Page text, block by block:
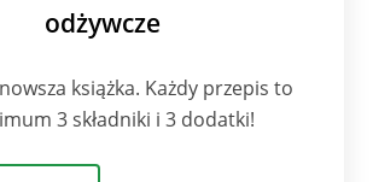
odżywcze
książka. Każdy przepis to
3 składniki i 3 dodatki!